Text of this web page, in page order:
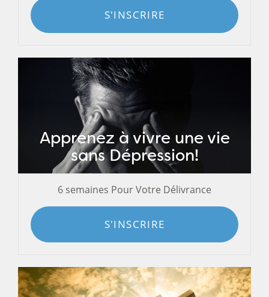
S'INSCRIRE
Apprenez à vivre une vie
sans Dépression!
6 semaines Pour Votre Délivrance
S'INSCRIRE